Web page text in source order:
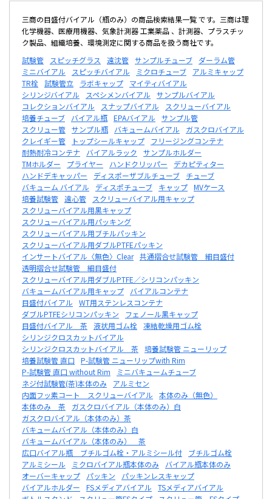
三商の目盛付バイアル（瓶のみ）の商品検索結果一覧 です。三商は理
化学機器、医療用機器、気象計測器 工業薬品 、計測器、プラスチッ
ク製品、組織培養、環境測定に関する商品を扱う商社です。
試験管
スピッチグラス 遠沈管 サンプルチューブ
ダーラム管
ミニバイアル
スピッチバイアル ミクロチューブ
アルミキャップ
TR栓 試験管立 ラボキャップ
マイティバイアル
シリンジバイアル
スペシメンバイアル
サンプルバイアル
コレクションバイアル
スナップバイアル
スクリューバイアル
培養チューブ
バイアル瓶 EPAバイアル
サンプル管
スクリュー管 サンプル瓶 バキュームバイアル
ガスクロバイアル
クレイギー管
トップシールキャップ
フリージングコンテナ
耐熱耐冷コンテナ
バイアルラック
サンプルホルダー
TMホルダー
プライヤー ハンドクリッパー
デカピティター
ハンドデキャッパー
ディスポーザブルチューブ
チューブ
バキューム バイアル
ディスポチューブ キャップ MVケース
培養試験管 遠心管
スクリューバイアル用キャップ
スクリューバイアル用黒キャップ
スクリューバイアル用パッキング
スクリューバイアル用ブチルパッキン
スクリューバイアル用ダブルPTFEパッキン
インサートバイアル〈無色〉Clear 共通摺合せ試験管 細目盛付
透明摺合せ試験管 細目盛付
スクリューバイアル用ダブルPTFE／シリコンパッキン
バキュームバイアル用キャップ
バイアルコンテナ
目盛付バイアル
WT用ステンレスコンテナ
ダブルPTFEシリコンパッキン
フェノール黒キャップ
目盛付バイアル 茶
液状用ゴム栓 凍結乾燥用ゴム栓
シリンジクロスカットバイアル
シリンジクロスカットバイアル 茶
培養試験管 ニューリップ
培養試験管 直口
P-試験管 ニューリップwith Rim
P-試験管 直口 without Rim
ミニバキュームチューブ
ネジ付試験管(茶)本体のみ
アルミセン
内面フッ素コート スクリューバイアル
本体のみ（無色）
本体のみ 茶
ガスクロバイアル（本体のみ）白
ガスクロバイアル（本体のみ）茶
バキュームバイアル（本体のみ）白
バキュームバイアル（本体のみ） 茶
広口バイアル瓶 ブチルゴム栓・アルミシール付
ブチルゴム栓
アルミシール
ミクロバイアル瓶本体のみ
バイアル瓶本体のみ
オーバーキャップ
パッキン
パッキンレスキャップ
バイアルホルダー
FSメディアバイアル
TSメディアバイアル